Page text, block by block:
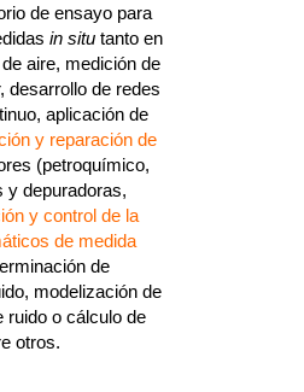
de ensayo para
in situ tanto en
aire, medición de
desarrollo de redes
aplicación de
y reparación de
(petroquímico,
y depuradoras,
y control de la
de medida
de
modelización de
ruido o cálculo de
otros.